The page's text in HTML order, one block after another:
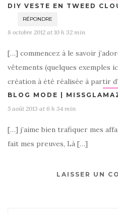
DIY VESTE EN TWEED
RÉPONDRE
8 octobre 2012 at 10 h 32 min
[…] commencez à le savoir
vêtements (quelques exemples
création à été réalisée à partir
BLOG MODE |
5 août 2013 at 6 h 34 min
[…] j’aime bien trafiquer mes
fait mes preuves, Là […]
LAISSER UN